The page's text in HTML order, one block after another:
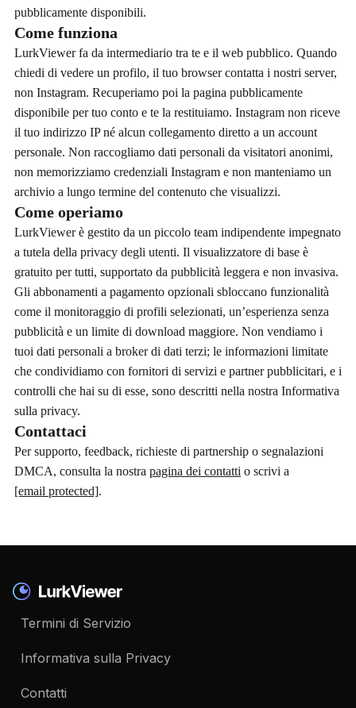
pubblicamente disponibili.
Come funziona
LurkViewer fa da intermediario tra te e il web pubblico. Quando
chiedi di vedere un profilo, il tuo browser contatta i nostri server,
non Instagram. Recuperiamo poi la pagina pubblicamente
disponibile per tuo conto e te la restituiamo. Instagram non riceve
il tuo indirizzo IP né alcun collegamento diretto a un account
personale. Non raccogliamo dati personali da visitatori anonimi,
non memorizziamo credenziali Instagram e non manteniamo un
archivio a lungo termine del contenuto che visualizzi.
Come operiamo
LurkViewer è gestito da un piccolo team indipendente impegnato
a tutela della privacy degli utenti. Il visualizzatore di base è
gratuito per tutti, supportato da pubblicità leggera e non invasiva.
Gli abbonamenti a pagamento opzionali sbloccano funzionalità
come il monitoraggio di profili selezionati, un’esperienza senza
pubblicità e un limite di download maggiore. Non vendiamo i
tuoi dati personali a broker di dati terzi; le informazioni limitate
che condividiamo con fornitori di servizi e partner pubblicitari, e i
controlli che hai su di esse, sono descritti nella nostra Informativa
sulla privacy.
Contattaci
Per supporto, feedback, richieste di partnership o segnalazioni
DMCA, consulta la nostra pagina dei contatti o scrivi a
[email protected].
Termini di Servizio
Informativa sulla Privacy
Contatti